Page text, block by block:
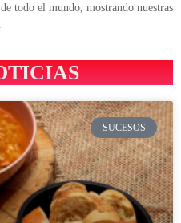
todo el mundo, mostrando nuestras
SUCESOS